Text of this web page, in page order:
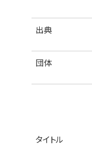
CONTACT
お問い合わせ
出典
団体
タイトル